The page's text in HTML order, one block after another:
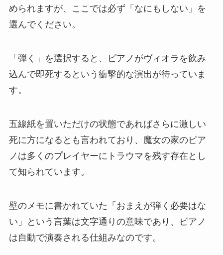
められますが、ここでは必ず「なにもしない」を
選んでください。
「弾く」を選択すると、ピアノがヴィオラを飲み
込んで即死するという衝撃的な演出が待っていま
す。
五線紙を置いただけの状態であればさらに激しい
死に方になるとも言われており、魔女の家のピア
ノは多くのプレイヤーにトラウマを残す存在とし
て知られています。
壁のメモに書かれていた「おまえが弾く必要はな
い」という言葉は文字通りの意味であり、ピアノ
は自動で演奏される仕組みなのです。